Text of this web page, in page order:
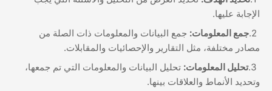
الإجابة عليها.
جمع المعلومات: جمع البيانات والمعلومات ذات الصلة من
مصادر مختلفة، مثل التقارير والإحصائيات والمقابلات.
تحليل المعلومات: تحليل البيانات والمعلومات التي تم جمعها،
وتحديد الأنماط والعلاقات بينها.